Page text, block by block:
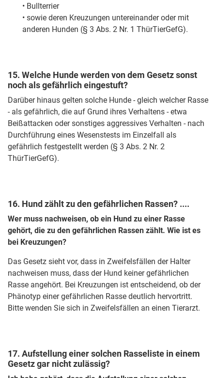
• Bullterrier
• sowie deren Kreuzungen untereinander oder mit
anderen Hunden (§ 3 Abs. 2 Nr. 1 ThürTierGefG).
15. Welche Hunde werden von dem Gesetz sonst
noch als gefährlich eingestuft?
Darüber hinaus gelten solche Hunde - gleich welcher Rasse
- als gefährlich, die auf Grund ihres Verhaltens - etwa
Beißattacken oder sonstiges aggressives Verhalten - nach
Durchführung eines Wesenstests im Einzelfall als
gefährlich festgestellt werden (§ 3 Abs. 2 Nr. 2
ThürTierGefG).
16. Hund zählt zu den gefährlichen Rassen? ....
Wer muss nachweisen, ob ein Hund zu einer Rasse
gehört, die zu den gefährlichen Rassen zählt. Wie ist es
bei Kreuzungen?
Das Gesetz sieht vor, dass in Zweifelsfällen der Halter
nachweisen muss, dass der Hund keiner gefährlichen
Rasse angehört. Bei Kreuzungen ist entscheidend, ob der
Phänotyp einer gefährlichen Rasse deutlich hervortritt.
Bitte wenden Sie sich in Zweifelsfällen an einen Tierarzt.
17. Aufstellung einer solchen Rasseliste in einem
Gesetz gar nicht zulässig?